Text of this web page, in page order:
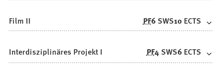
Film II PF6 SWS10 ECTS
Interdisziplinäres Projekt I PF4 SWS6 ECTS